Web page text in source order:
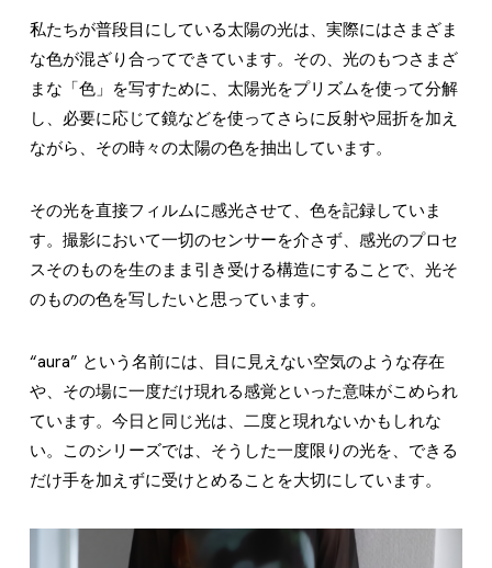
私たちが普段目にしている太陽の光は、実際にはさまざま
な色が混ざり合ってできています。その、光のもつさまざ
まな「色」を写すために、太陽光をプリズムを使って分解
し、必要に応じて鏡などを使ってさらに反射や屈折を加え
ながら、その時々の太陽の色を抽出しています。
その光を直接フィルムに感光させて、色を記録していま
す。撮影において一切のセンサーを介さず、感光のプロセ
スそのものを生のまま引き受ける構造にすることで、光そ
のものの色を写したいと思っています。
“aura” という名前には、目に見えない空気のような存在
や、その場に一度だけ現れる感覚といった意味がこめられ
ています。今日と同じ光は、二度と現れないかもしれな
い。このシリーズでは、そうした一度限りの光を、できる
だけ手を加えずに受けとめることを大切にしています。